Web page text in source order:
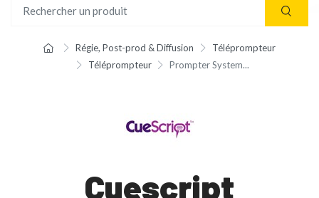
Régie, Post-prod & Diffusion
Téléprompteur
Téléprompteur
Prompter System...
Cuescript